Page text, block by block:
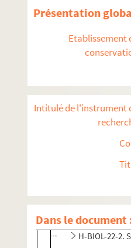
Présentation
Etablissement
Intitulé de l'instrument
Dans le document
H-BIOL-12. Fabre
H-BIOL-13.
H-BIOL-14.
H-BIOL-15.
H-BIOL-16. Le Fel
H-BIOL-17.
H-BIOL-18. Marie
H-BIOL-19.
H-BIOL-20.
H-BIOL-22.
H-BIOL-22-1.
H-BIOL-22-2.